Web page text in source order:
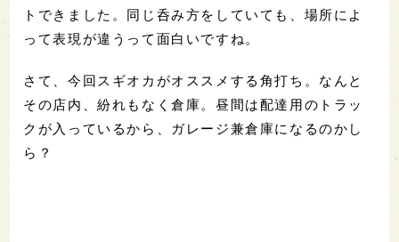
トできました。同じ呑み方をしていても、場所によ
って表現が違うって面白いですね。
さて、今回スギオカがオススメする角打ち。なんと
その店内、紛れもなく倉庫。昼間は配達用のトラッ
クが入っているから、ガレージ兼倉庫になるのかし
ら？